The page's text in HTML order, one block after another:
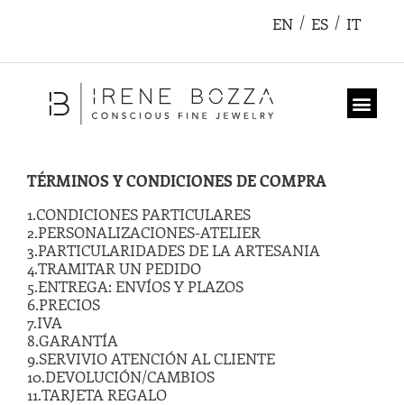
EN ES IT
TÉRMINOS Y CONDICIONES DE COMPRA
1.CONDICIONES PARTICULARES
2.PERSONALIZACIONES-ATELIER
3.PARTICULARIDADES DE LA ARTESANIA
4.TRAMITAR UN PEDIDO
5.ENTREGA: ENVÍOS Y PLAZOS
6.PRECIOS
7.IVA
8.GARANTÍA
9.SERVIVIO ATENCIÓN AL CLIENTE
10.DEVOLUCIÓN/CAMBIOS
11.TARJETA REGALO